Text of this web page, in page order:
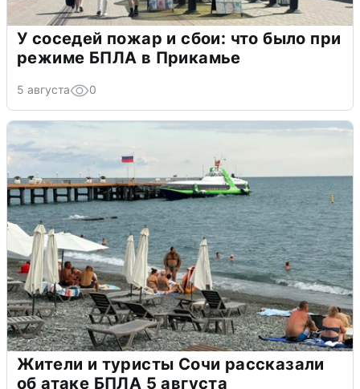
У соседей пожар и сбои: что было при
режиме БПЛА в Прикамье
5 августа 0
Жители и туристы Сочи рассказали
об атаке БПЛА 5 августа